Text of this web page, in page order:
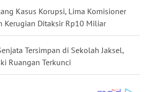
Kasus Korupsi, Lima Komisioner
Kerugian Ditaksir Rp10 Miliar
Tersimpan di Sekolah Jaksel,
Ruangan Terkunci